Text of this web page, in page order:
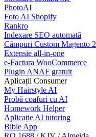
PhotoAI
Foto AI Shopify
Rankro
Indexare SEO automată
Câmpuri Custom Magento 2
Extensie all-in-one
e-Factura WooCommerce
Plugin ANAF gratuit
Aplicații Consumer
My Hairstyle AI
Probă coafuri cu AI
Homework Helper
Aplicație AI tutoring
Bible App